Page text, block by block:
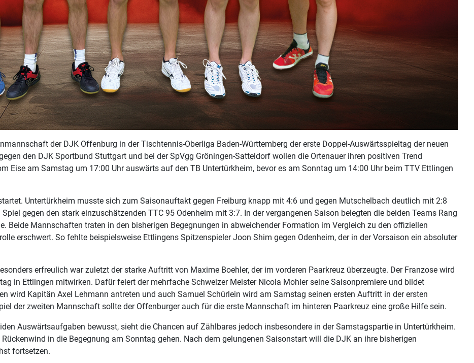
der DJK Offenburg in der Tischtennis-Oberliga Baden-Württemberg der erste Doppel-Auswärtsspieltag der neuen
den DJK Sportbund Stuttgart und bei der SpVgg Gröningen-Satteldorf wollen die Ortenauer ihren positiven Trend
Eise am Samstag um 17:00 Uhr auswärts auf den TB Untertürkheim, bevor es am Sonntag um 14:00 Uhr beim TTV Ettlingen
Untertürkheim musste sich zum Saisonauftakt gegen Freiburg knapp mit 4:6 und gegen Mutschelbach deutlich mit 2:8
gegen den stark einzuschätzenden TTC 95 Odenheim mit 3:7. In der vergangenen Saison belegten die beiden Teams Rang
Beide Mannschaften traten in den bisherigen Begegnungen in abweichender Formation im Vergleich zu den offiziellen
erschwert. So fehlte beispielsweise Ettlingens Spitzenspieler Joon Shim gegen Odenheim, der in der Vorsaison ein absoluter
erfreulich war zuletzt der starke Auftritt von Maxime Boehler, der im vorderen Paarkreuz überzeugte. Der Franzose wird
in Ettlingen mitwirken. Dafür feiert der mehrfache Schweizer Meister Nicola Mohler seine Saisonpremiere und bildet
wird Kapitän Axel Lehmann antreten und auch Samuel Schürlein wird am Samstag seinen ersten Auftritt in der ersten
der zweiten Mannschaft sollte der Offenburger auch für die erste Mannschaft im hinteren Paarkreuz eine große Hilfe sein.
Auswärtsaufgaben bewusst, sieht die Chancen auf Zählbares jedoch insbesondere in der Samstagspartie in Untertürkheim.
in die Begegnung am Sonntag gehen. Nach dem gelungenen Saisonstart will die DJK an ihre bisherigen
fortsetzen.